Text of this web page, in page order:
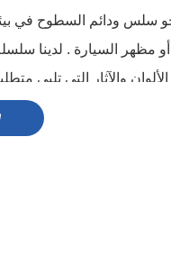
سلس ودائم السطوح في
مظهر السيارة . لدينا
والآثار التي تلبي
ممتازة وسهولة